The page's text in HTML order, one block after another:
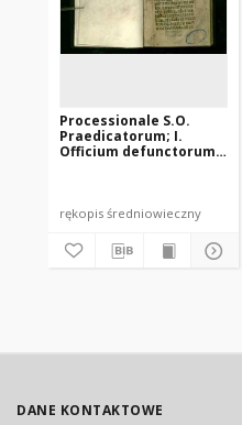
Processionale S.O.
Praedicatorum; I.
Officium defunctorum;
rękopis średniowieczny
DANE KONTAKTOWE